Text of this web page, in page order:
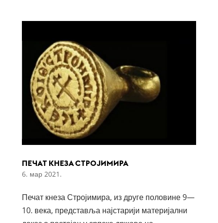
ПЕЧАТ КНЕЗА СТРОЈИМИРА
6. мар 2021.
Печат кнеза Стројимира, из друге половине 9—
10. века, представља најстарији материјални